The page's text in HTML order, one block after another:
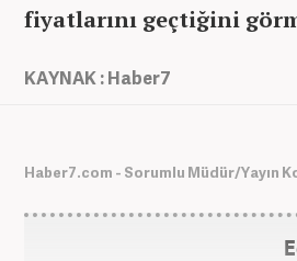
fiyatlarını geçtiğini
KAYNAK : Haber7
Haber7.com - Sorumlu Müdür/Yayın